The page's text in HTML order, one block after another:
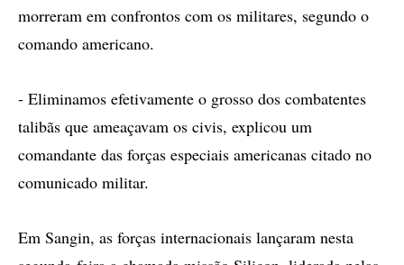
morreram em confrontos com os militares, segundo o
comando americano.
- Eliminamos efetivamente o grosso dos combatentes
talibãs que ameaçavam os civis, explicou um
comandante das forças especiais americanas citado no
comunicado militar.
Em Sangin, as forças internacionais lançaram nesta